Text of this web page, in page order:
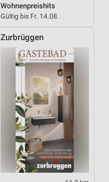
Wohnenpreishits
Gültig bis Fr. 14.08.
Zurbrüggen